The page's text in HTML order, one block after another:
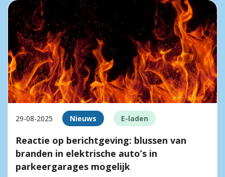
29-08-2025 Nieuws E-laden
Reactie op berichtgeving: blussen van
branden in elektrische auto’s in
parkeergarages mogelijk